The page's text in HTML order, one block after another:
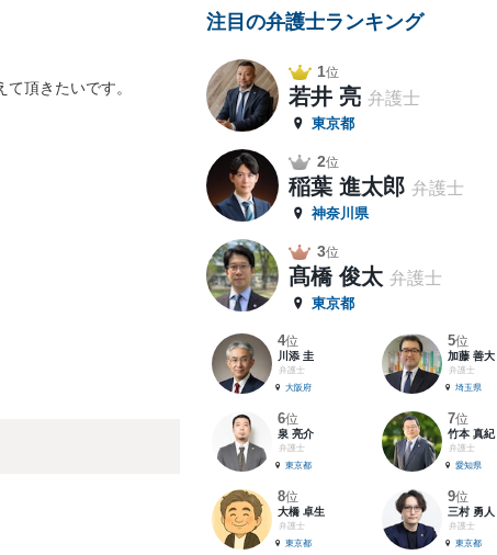
頂きたいです。
注目の弁護士ランキング
1位
若井 亮 弁護士
東京都
2位
稲葉 進太郎 弁護士
神奈川県
3位
髙橋 俊太 弁護士
東京都
4位
川添 圭
弁護士
大阪府
5位
加藤 善大
弁護士
埼玉県
6位
泉 亮介
弁護士
東京都
7位
竹本 真紀
弁護士
愛知県
8位
大橋 卓生
弁護士
東京都
9位
三村 勇人
弁護士
東京都